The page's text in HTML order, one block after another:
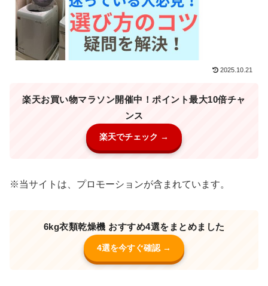
2025.10.21
楽天お買い物マラソン開催中！ポイント最大10倍チャ
ンス
楽天でチェック →
※当サイトは、プロモーションが含まれています。
6kg衣類乾燥機 おすすめ4選をまとめました
4選を今すぐ確認 →